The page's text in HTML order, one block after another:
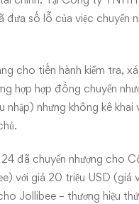
đưa số lỗ của việc chuyển
cho tiến hành kiểm tra,
hợp hợp đồng chuyển
nhập) nhưng không kê
24 đã chuyển nhượng cho
với giá 20 triệu USD
Jollibee – thương hiệu